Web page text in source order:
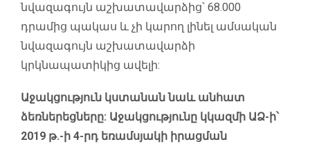
նվազագույն աշխատավարձից՝ 68.000
դրամից պակաս և չի կարող լինել ամսական
նվազագույն աշխատավարձի
կրկնապատիկից ավելի:
Աջակցություն կստանան նաև անհատ
ձեռներեցները: Աջակցությունը կկազմի ԱՁ-ի՝
2019 թ.-ի 4-րդ եռամսյակի իրացման